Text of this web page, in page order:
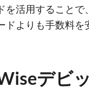
ドを活用すること
ドよりも手数料を
デビ